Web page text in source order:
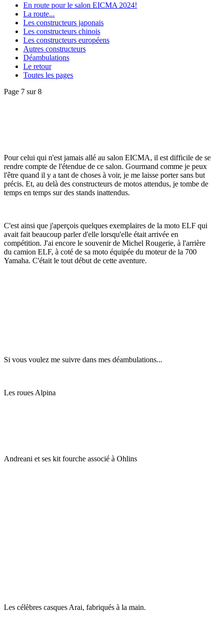
En route pour le salon EICMA 2024!
La route...
Les constructeurs japonais
Les constructeurs chinois
Les constructeurs européens
Autres constructeurs
Déambulations
Le retour
Toutes les pages
Page 7 sur 8
Pour celui qui n'est jamais allé au salon EICMA, il est difficile de se
rendre compte de l'étendue de ce salon. Gourmand comme je peux
l'être quand il y a tant de choses à voir, je me laisse porter sans but
précis. Et, au delà des constructeurs de motos attendus, je tombe de
temps en temps sur des stands inattendus.
C'est ainsi que j'aperçois quelques exemplaires de la moto ELF qui
avait fait beaucoup parler d'elle lorsqu'elle était arrivée en
compétition. J'ai encore le souvenir de Michel Rougerie, à l'arrière
du camion ELF, à coté de sa moto équipée du moteur de la 700
Yamaha. C'était le tout début de cette aventure.
Si vous voulez me suivre dans mes déambulations...
Les roues Alpina
Andreani et ses kit fourche associé à Ohlins
Les célèbres casques Arai, fabriqués à la main.